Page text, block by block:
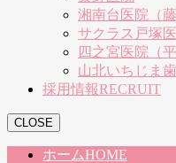
湘南台医院（藤
サクラス戸塚
四之宮医院（平
山北いちじま
採用情報RECRUIT
CLOSE
ホームHOME